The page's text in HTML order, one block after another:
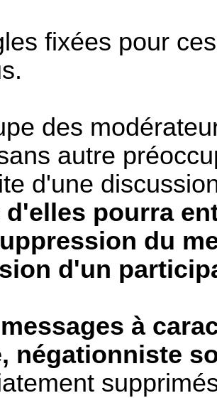
fixées pour
des
autre
d'une
d'elles pourra
du
d'un
à
négationniste